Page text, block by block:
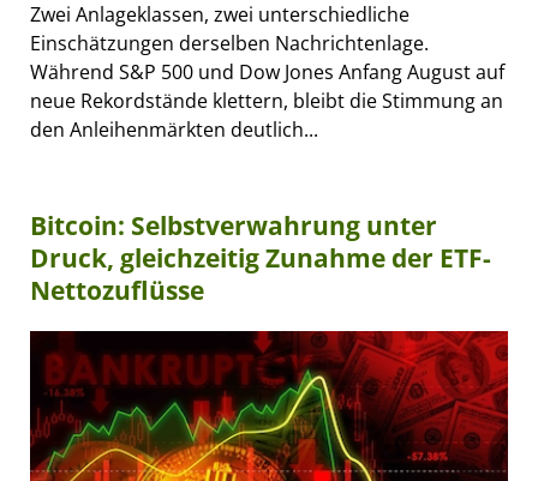
Zwei Anlageklassen, zwei unterschiedliche
Einschätzungen derselben Nachrichtenlage.
Während S&P 500 und Dow Jones Anfang August auf
neue Rekordstände klettern, bleibt die Stimmung an
den Anleihenmärkten deutlich...
Bitcoin: Selbstverwahrung unter
Druck, gleichzeitig Zunahme der ETF-
Nettozuflüsse